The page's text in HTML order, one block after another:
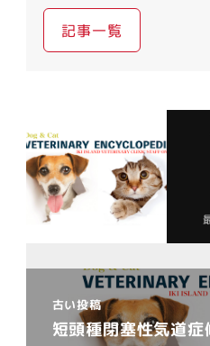
記事一覧
古い投稿
短頭種閉塞性気道症